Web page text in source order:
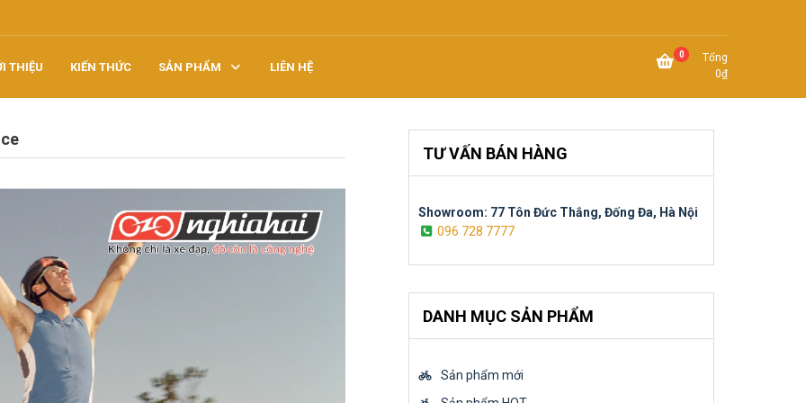
THIỆU KIẾN THỨC SẢN PHẨM LIÊN HỆ
0
Tổng
0₫
TƯ VẤN BÁN HÀNG
Showroom: 77 Tôn Đức Thắng, Đống Đa, Hà Nội
096 728 7777
DANH MỤC SẢN PHẨM
Sản phẩm mới